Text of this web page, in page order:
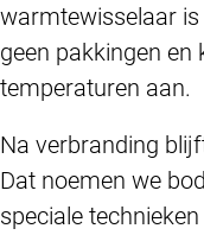
warmtewisselaar
geen pakkingen
temperaturen aan.
Na verbranding
Dat noemen we
speciale